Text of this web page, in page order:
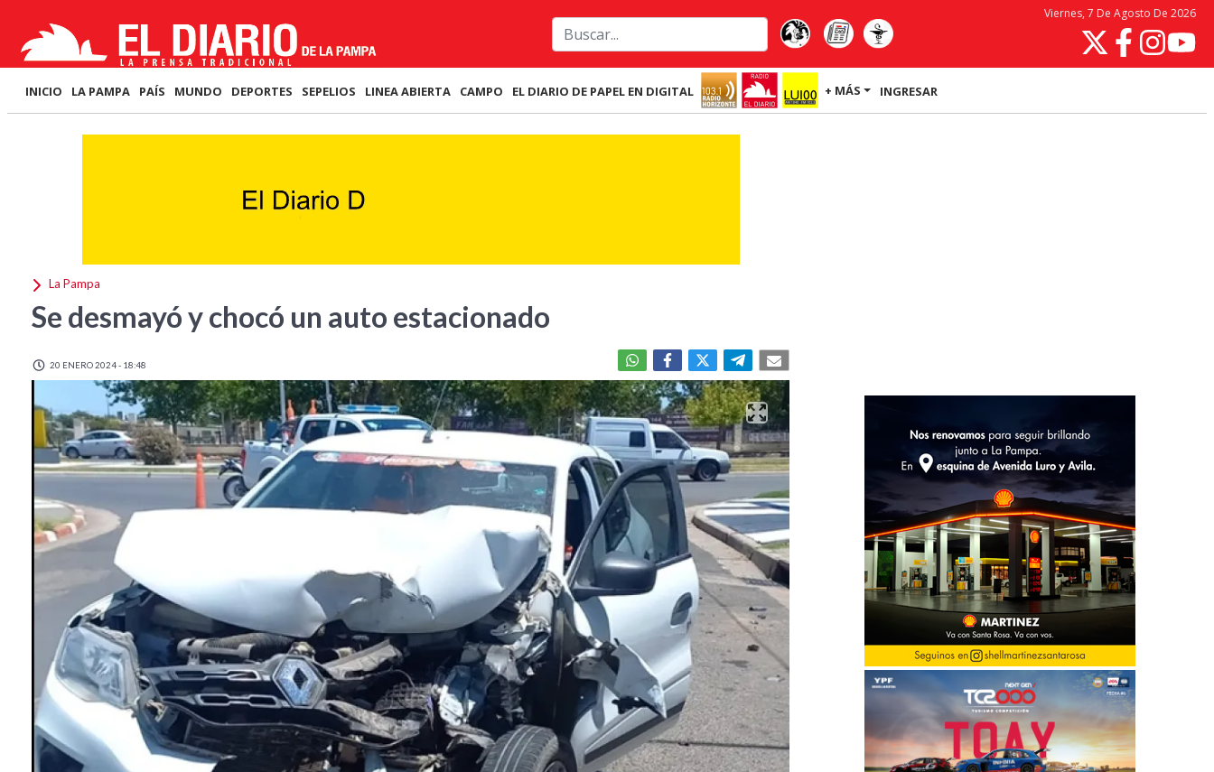
Viernes, 7 De Agosto De 2026
INICIO LA PAMPA PAÍS MUNDO DEPORTES SEPELIOS LINEA ABIERTA CAMPO EL DIARIO DE PAPEL EN DIGITAL + MÁS INGRESAR
La Pampa
Se desmayó y chocó un auto estacionado
20 ENERO 2024 - 18:48